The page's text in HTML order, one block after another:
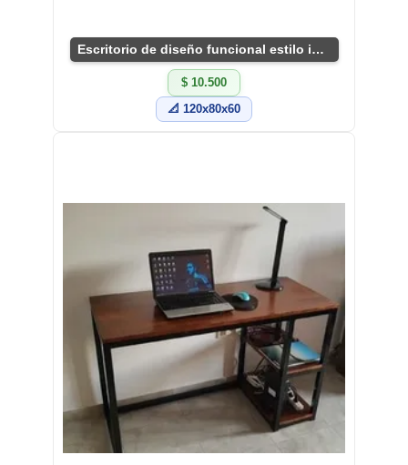
Escritorio de diseño funcional estilo industrial
$ 10.500
📐 120x80x60